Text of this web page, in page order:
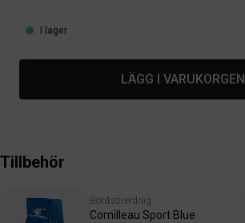
I lager
LÄGG I VARUKORGEN
Tillbehör
Bordsöverdrag
Cornilleau Sport Blue